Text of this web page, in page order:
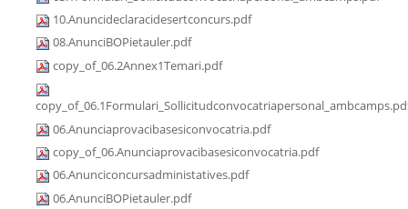
10.Anuncideclaracidesertconcurs.pdf
08.AnunciBOPietauler.pdf
copy_of_06.2Annex1Temari.pdf
06.Anunciaprovacibasesiconvocatria.pdf
copy_of_06.Anunciaprovacibasesiconvocatria.pdf
06.Anunciconcursadministatives.pdf
06.AnunciBOPietauler.pdf